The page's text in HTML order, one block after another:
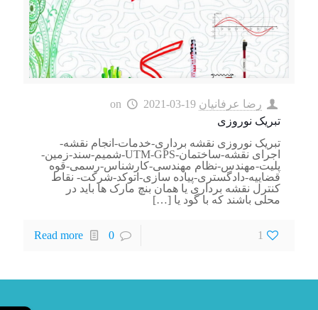
رضا عرفانیان on
2021-03-19
تبریک نوروزی
تبریک نوروزی نقشه برداری-خدمات-انجام نقشه-
اجرای نقشه-ساختمان-UTM-GPS-شمیم-سند-زمین-
پلیت-مهندس-نظام مهندسی-کارشناس-رسمی-قوه
قضاییه-دادگستری-پیاده سازی-اتوکد-شرکت- نقاط
کنترل نقشه برداری یا همان بنچ مارک ها باید در
محلی باشند که با گود یا […]
1
0
Read more